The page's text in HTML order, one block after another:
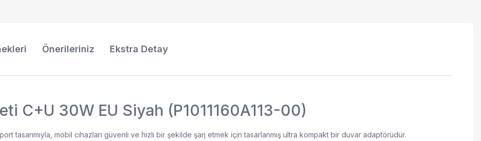
Önerileriniz Ekstra Detay
C+U 30W EU Siyah (P1011160A113-00)
tasarımıyla, mobil cihazları güvenli ve hızlı bir şekilde şarj etmek için tasarlanmış ultra kompakt bir duvar adaptörüdür.